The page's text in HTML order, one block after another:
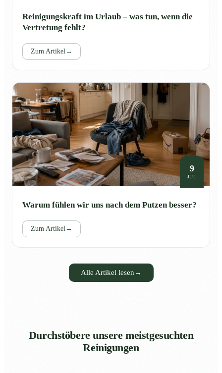
Reinigungskraft im Urlaub – was tun, wenn die
Vertretung fehlt?
Zum Artikel →
9
JUL
Warum fühlen wir uns nach dem Putzen besser?
Zum Artikel →
Alle Artikel lesen →
Durchstöbere unsere meistgesuchten
Reinigungen